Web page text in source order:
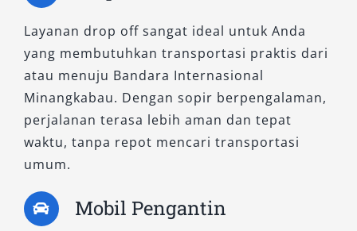
Layanan drop off sangat ideal untuk Anda
yang membutuhkan transportasi praktis dari
atau menuju Bandara Internasional
Minangkabau. Dengan sopir berpengalaman,
perjalanan terasa lebih aman dan tepat
waktu, tanpa repot mencari transportasi
umum.
Mobil Pengantin